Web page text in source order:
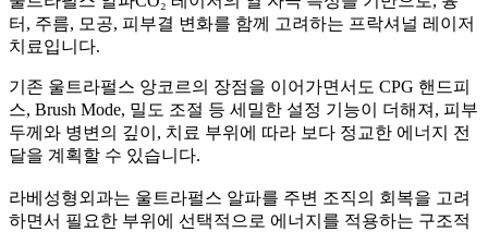
터, 주름, 모공, 피부결 변화를 함께 고려하는 프락셔널 레이저
치료입니다.
기존 울트라펄스 앙코르의 장점을 이어가면서도 CPG 핸드피
스, Brush Mode, 밀도 조절 등 세밀한 설정 기능이 더해져, 피부
두께와 병변의 깊이, 치료 부위에 따라 보다 정교한 에너지 전
달을 계획할 수 있습니다.
라베성형외과는 울트라펄스 알파를 주변 조직의 회복을 고려
하면서 필요한 부위에 선택적으로 에너지를 적용하는 구조적